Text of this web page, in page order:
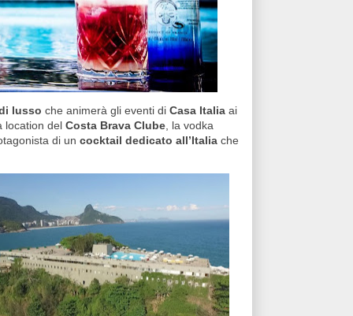
lusso che animerà gli eventi di Casa Italia ai
location del Costa Brava Clube, la vodka
di un cocktail dedicato all’Italia che